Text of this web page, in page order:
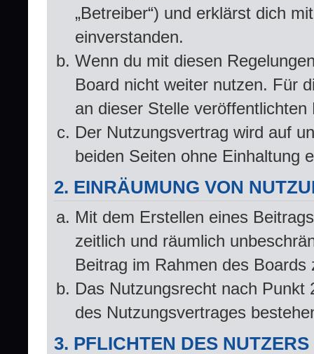
„Betreiber“) und erklärst dich
einverstanden.
Wenn du mit diesen
Board nicht weiter nutzen. Für
an dieser Stelle veröffentlichten
Der Nutzungsvertrag wird auf
beiden Seiten ohne Einhaltung
2. EINRÄUMUNG VON
Mit dem Erstellen eines
zeitlich und räumlich
Beitrag im Rahmen des Boards
Das Nutzungsrecht nach
des Nutzungsvertrages
3. PFLICHTEN DES NUTZERS